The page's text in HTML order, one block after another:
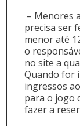
– Menores
precisa ser
menor até
o
no site a
Quando for
ingressos
para o jogo
fazer a